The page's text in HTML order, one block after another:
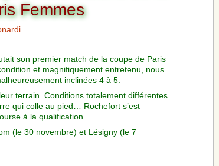
joueurs
Senior Messieurs
Coupe de Paris Dames
Dames
Coupe de Paris Senior
Dames
Equipe Senior
Equipe Senior 2
Femmes
son premier match de la coupe de Paris
et magnifiquement entretenu, nous
inclinées 4 à 5.
terrain. Conditions totalement différentes
qui colle au pied… Rochefort s’est
à la qualification.
(le 30 novembre) et Lésigny (le 7